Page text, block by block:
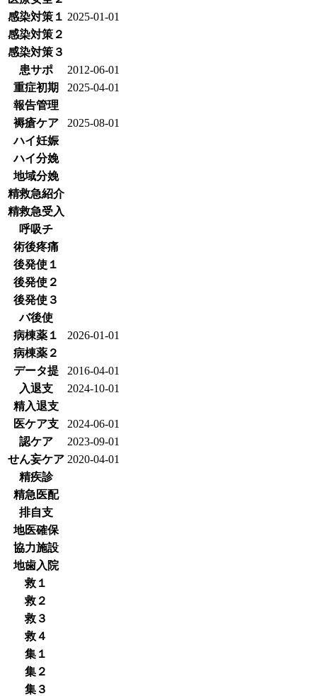
感染対策１ 2025-01-01
感染対策２
感染対策３
患サポ
2012-06-01
重症初期
2025-04-01
報告管理
褥瘡ケア
2025-08-01
ハイ妊娠
ハイ分娩
地域分娩
精救急紹介
精救急受入
呼吸チ
術後疼痛
後発使１
後発使２
後発使３
バ後使
病棟薬１
2026-01-01
病棟薬２
データ提
2016-04-01
入退支
2024-10-01
精入退支
医ケア支
2024-06-01
認ケア
2023-09-01
せん妄ケア 2020-04-01
精疾診
精急医配
排自支
地医確保
協力施設
地歯入院
救１
救２
救３
救４
集１
集２
集３